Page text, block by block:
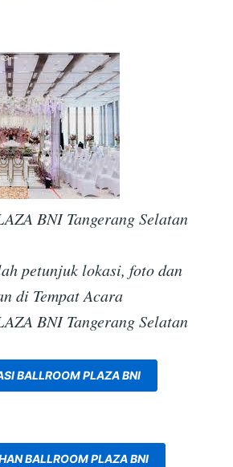
BNI Tangerang Selatan
petunjuk lokasi, foto dan
di Tempat Acara
BNI Tangerang Selatan
BALLROOM PLAZA BNI
BALLROOM PLAZA BNI